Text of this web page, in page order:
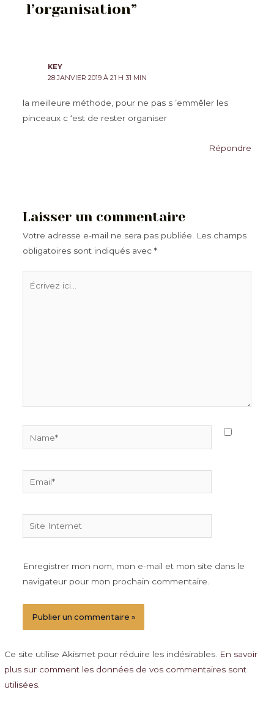
l’organisation”
KEY
28 JANVIER 2019 À 21 H 31 MIN
la meilleure méthode, pour ne pas s ’emmêler les
pinceaux c ‘est de rester organiser
Répondre
Laisser un commentaire
Votre adresse e-mail ne sera pas publiée.
Les champs
obligatoires sont indiqués avec *
Site
Internet
Enregistrer mon nom, mon e-mail et mon site dans le
navigateur pour mon prochain commentaire.
Ce site utilise Akismet pour réduire les indésirables. En savoir
plus sur comment les données de vos commentaires sont
utilisées